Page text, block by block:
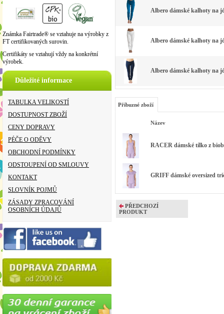
Známka Fairtrade® se vztahuje na výrobky z
FT certifikovaných surovin.
Certifikáty se vztahují vždy na konkrétní
výrobek.
Důležité informace
TABULKA VELIKOSTÍ
DOSTUPNOST ZBOŽÍ
CENY DOPRAVY
PÉČE O ODĚVY
OBCHODNÍ PODMÍNKY
ODSTOUPENÍ OD SMLOUVY
KONTAKT
SLOVNÍK POJMŮ
ZÁSADY ZPRACOVÁNÍ
OSOBNÍCH ÚDAJŮ
Albero dámské kalhoty na
Albero dámské kalhoty na
Albero dámské kalhoty na
Příbuzné zboží
Název
RACER dámské tílko z
GRIFF dámské oversized
PŘEDCHOZÍ
PRODUKT